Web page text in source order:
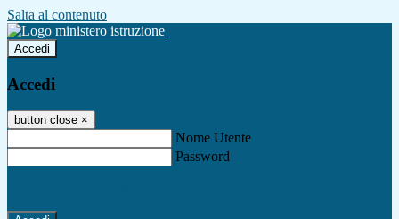
Salta al contenuto
Accedi
Accedi
button close ×
Nome Utente
Password